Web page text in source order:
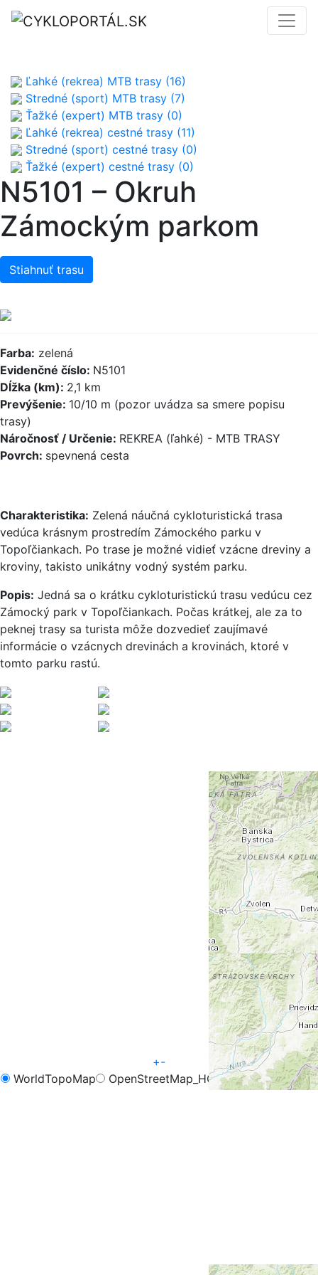
Ľahké (rekrea) MTB trasy (16)
Stredné (sport) MTB trasy (7)
Ťažké (expert) MTB trasy (0)
Ľahké (rekrea) cestné trasy (11)
Stredné (sport) cestné trasy (0)
Ťažké (expert) cestné trasy (0)
N5101 – Okruh
Zámockým parkom
Stiahnuť trasu
Farba: zelená
Evidenčné číslo: N5101
Dĺžka (km): 2,1 km
Prevýšenie: 10/10 m (pozor uvádza sa smere popisu
trasy)
Náročnosť / Určenie: REKREA (ľahké) - MTB TRASY
Povrch: spevnená cesta
Charakteristika: Zelená náučná cykloturistická trasa
vedúca krásnym prostredím Zámockého parku v
Topoľčiankach. Po trase je možné vidieť vzácne dreviny a
kroviny, takisto unikátny vodný systém parku.
Popis: Jedná sa o krátku cykloturistickú trasu vedúcu cez
Zámocký park v Topoľčiankach. Počas krátkej, ale za to
peknej trasy sa turista môže dozvedieť zaujímavé
informácie o vzácnych drevinách a krovinách, ktoré v
tomto parku rastú.
+-
WorldTopoMap
OpenStreetMap_HOT
OpenCycleMap